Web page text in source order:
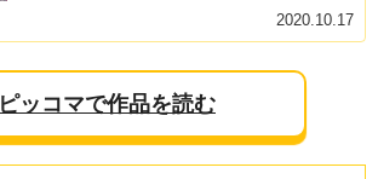
2020.10.17
ピッコマで作品を読む